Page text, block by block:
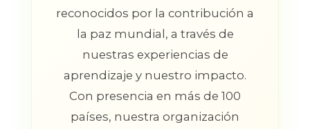
reconocidos por la contribución a
la paz mundial, a través de
nuestras experiencias de
aprendizaje y nuestro impacto.
Con presencia en más de 100
países, nuestra organización